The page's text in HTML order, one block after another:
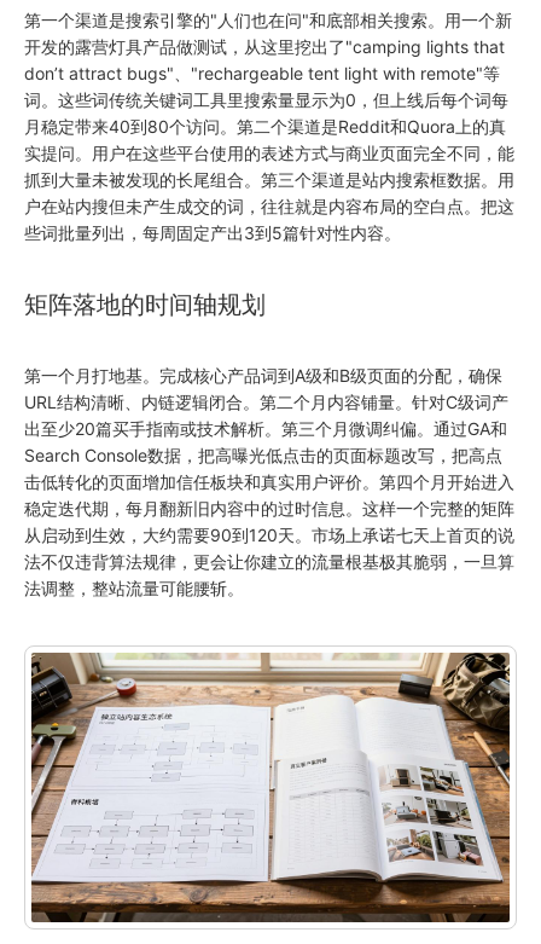
第一个渠道是搜索引擎的"人们也在问"和底部相关搜索。用一个新
开发的露营灯具产品做测试，从这里挖出了"camping lights that
don’t attract bugs"、"rechargeable tent light with remote"等
词。这些词传统关键词工具里搜索量显示为0，但上线后每个词每
月稳定带来40到80个访问。第二个渠道是Reddit和Quora上的真
实提问。用户在这些平台使用的表述方式与商业页面完全不同，能
抓到大量未被发现的长尾组合。第三个渠道是站内搜索框数据。用
户在站内搜但未产生成交的词，往往就是内容布局的空白点。把这
些词批量列出，每周固定产出3到5篇针对性内容。
矩阵落地的时间轴规划
第一个月打地基。完成核心产品词到A级和B级页面的分配，确保
URL结构清晰、内链逻辑闭合。第二个月内容铺量。针对C级词产
出至少20篇买手指南或技术解析。第三个月微调纠偏。通过GA和
Search Console数据，把高曝光低点击的页面标题改写，把高点
击低转化的页面增加信任板块和真实用户评价。第四个月开始进入
稳定迭代期，每月翻新旧内容中的过时信息。这样一个完整的矩阵
从启动到生效，大约需要90到120天。市场上承诺七天上首页的说
法不仅违背算法规律，更会让你建立的流量根基极其脆弱，一旦算
法调整，整站流量可能腰斩。